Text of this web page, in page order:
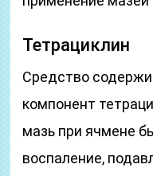
Тетрациклин
Средство
компонент
мазь при ячмене
воспаление,